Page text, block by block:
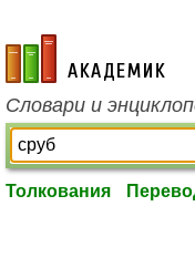
academic.ru
Словари и
Толкования